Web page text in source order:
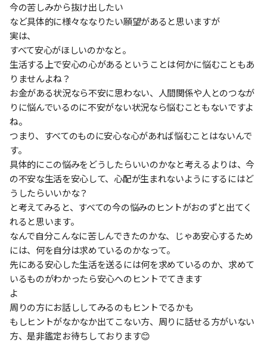
今の苦しみから抜け出したい
など具体的に様々ななりたい願望があると思いますが
実は、
すべて安心がほしいのかなと。
生活する上で安心の心があるということは何かに悩むこともあ
りませんよね？
お金がある状況なら不安に思わない、人間関係や人とのつなが
りに悩んでいるのに不安がない状況なら悩むこともないですよ
ね。
つまり、すべてのものに安心な心があれば悩むことはないんで
す。
具体的にこの悩みをどうしたらいいのかなと考えるよりは、今
の不安な生活を安心して、心配が生まれないようにするにはど
うしたらいいかな？
と考えてみると、すべての今の悩みのヒントがおのずと出てく
れると思います。
なんで自分こんなに苦しんできたのかな、じゃあ安心するため
には、何を自分は求めているのかなって。
先にある安心した生活を送るには何を求めているのか、求めて
いるものがわかったら安心へのヒントでてきます
よ
周りの方にお話ししてみるのもヒントでるかも
もしヒントがなかなか出てこない方、周りに話せる方がいない
方、是非鑑定お待ちしております😊